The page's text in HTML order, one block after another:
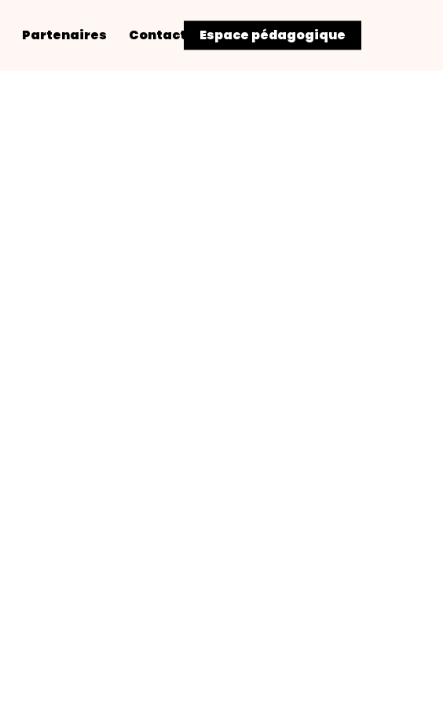
Partenaires Contact Espace pédagogique